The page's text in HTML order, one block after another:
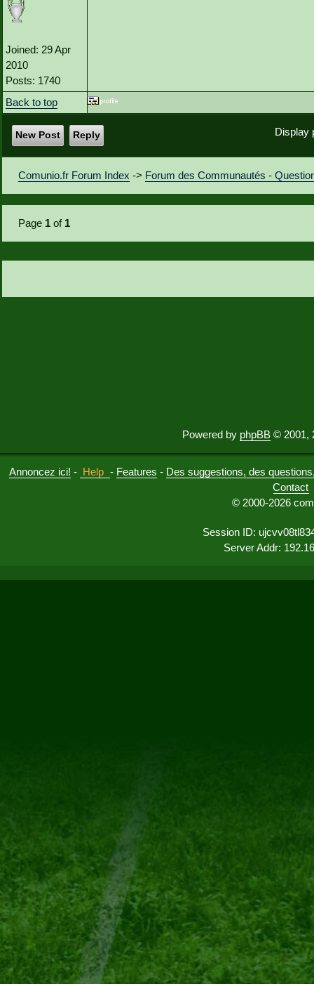
Joined: 29 Apr
2010
Posts: 1740
Back to top
Display
New Post Reply
Comunio.fr Forum Index -> Forum des Communautés -
Page 1 of 1
Powered by phpBB © 2001,
Annoncez ici! - Help - Features - Des suggestions, des
Contact
© 2000-2026
Session ID:
Server Addr: